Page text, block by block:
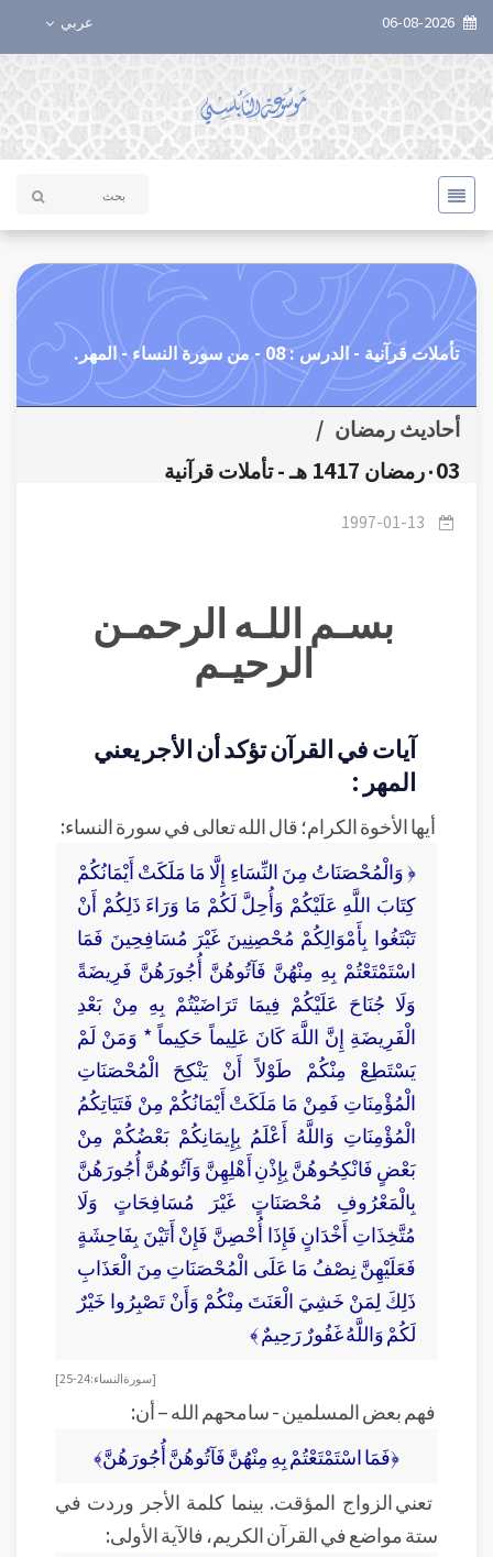
عربي
تأملات قرآنية - الدرس : 08 - من سورة النساء - المهر.
أحاديث رمضان /
٠03رمضان 1417 هـ - تأملات قرآنية
1997-01-13
بسـم اللـه الرحمـن
الرحيـم
آيات في القرآن تؤكد أن الأجر يعني
المهر :
أيها الأخوة الكرام؛ قال الله تعالى في سورة النساء:
﴿ وَالْمُحْصَنَاتُ مِنَ النِّسَاءِ إِلَّا مَا مَلَكَتْ أَيْمَانُكُمْ
كِتَابَ اللَّهِ عَلَيْكُمْ وَأُحِلَّ لَكُمْ مَا وَرَاءَ ذَلِكُمْ أَنْ
تَبْتَغُوا بِأَمْوَالِكُمْ مُحْصِنِينَ غَيْرَ مُسَافِحِينَ فَمَا
اسْتَمْتَعْتُمْ بِهِ مِنْهُنَّ فَآتُوهُنَّ أُجُورَهُنَّ فَرِيضَةً
وَلَا جُنَاحَ عَلَيْكُمْ فِيمَا تَرَاضَيْتُمْ بِهِ مِنْ بَعْدِ
الْفَرِيضَةِ إِنَّ اللَّهَ كَانَ عَلِيماً حَكِيماً * وَمَنْ لَمْ
يَسْتَطِعْ مِنْكُمْ طَوْلاً أَنْ يَنْكِحَ الْمُحْصَنَاتِ
الْمُؤْمِنَاتِ فَمِنْ مَا مَلَكَتْ أَيْمَانُكُمْ مِنْ فَتَيَاتِكُمُ
الْمُؤْمِنَاتِ وَاللَّهُ أَعْلَمُ بِإِيمَانِكُمْ بَعْضُكُمْ مِنْ
بَعْضٍ فَانْكِحُوهُنَّ بِإِذْنِ أَهْلِهِنَّ وَآتُوهُنَّ أُجُورَهُنَّ
بِالْمَعْرُوفِ مُحْصَنَاتٍ غَيْرَ مُسَافِحَاتٍ وَلَا
مُتَّخِذَاتِ أَخْدَانٍ فَإِذَا أُحْصِنَّ فَإِنْ أَتَيْنَ بِفَاحِشَةٍ
فَعَلَيْهِنَّ نِصْفُ مَا عَلَى الْمُحْصَنَاتِ مِنَ الْعَذَابِ
ذَلِكَ لِمَنْ خَشِيَ الْعَنَتَ مِنْكُمْ وَأَنْ تَصْبِرُوا خَيْرٌ
لَكُمْ وَاللَّهُ غَفُورٌ رَحِيمٌ ﴾
[سورة النساء: 24-25]
فهم بعض المسلمين - سامحهم الله – أن:
﴿فَمَا اسْتَمْتَعْتُمْ بِهِ مِنْهُنَّ فَآتُوهُنَّ أُجُورَهُنَّ﴾
تعني الزواج المؤقت. بينما كلمة الأجر وردت في
ستة مواضع في القرآن الكريم، فالآية الأولى: